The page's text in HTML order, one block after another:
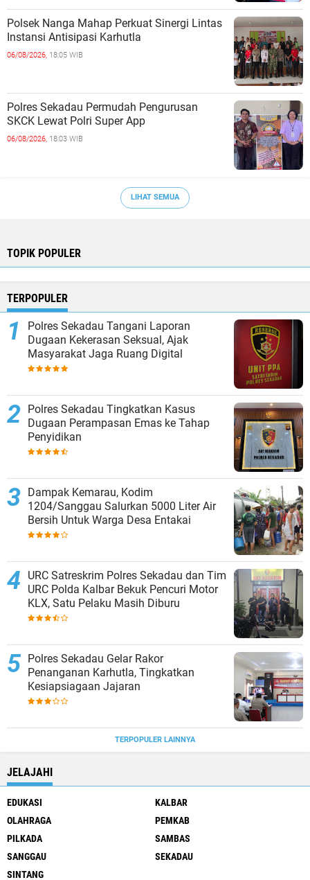
Polsek Nanga Mahap Perkuat Sinergi Lintas
Instansi Antisipasi Karhutla
06/08/2026, 18:05 WIB
Polres Sekadau Permudah Pengurusan
SKCK Lewat Polri Super App
06/08/2026, 18:03 WIB
LIHAT SEMUA
TOPIK POPULER
TERPOPULER
Polres Sekadau Tangani Laporan
Dugaan Kekerasan Seksual, Ajak
Masyarakat Jaga Ruang Digital
Polres Sekadau Tingkatkan Kasus
Dugaan Perampasan Emas ke Tahap
Penyidikan
Dampak Kemarau, Kodim
1204/Sanggau Salurkan 5000 Liter Air
Bersih Untuk Warga Desa Entakai
URC Satreskrim Polres Sekadau dan Tim
URC Polda Kalbar Bekuk Pencuri Motor
KLX, Satu Pelaku Masih Diburu
Polres Sekadau Gelar Rakor
Penanganan Karhutla, Tingkatkan
Kesiapsiagaan Jajaran
TERPOPULER LAINNYA
JELAJAHI
EDUKASI
KALBAR
OLAHRAGA
PEMKAB
PILKADA
SAMBAS
SANGGAU
SEKADAU
SINTANG